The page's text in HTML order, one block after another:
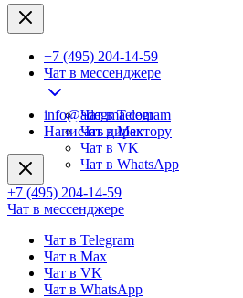
+7 (495) 204-14-59
Чат в мессенджере
Чат в Telegram
Чат в Max
Чат в VK
Чат в WhatsApp
info@adegma.com
Написать директору
+7 (495) 204-14-59
Чат в мессенджере
Чат в Telegram
Чат в Max
Чат в VK
Чат в WhatsApp